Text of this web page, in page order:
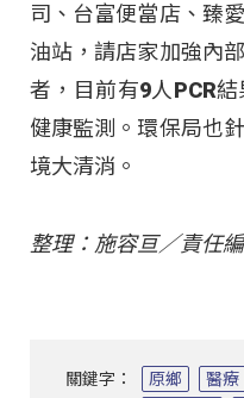
司、台富便當店、臻
油站，請店家加強內
者，目前有9人PCR
健康監測。環保局也
境大清消。
整理：施容亘／責任
關鍵字： 原鄉 醫療